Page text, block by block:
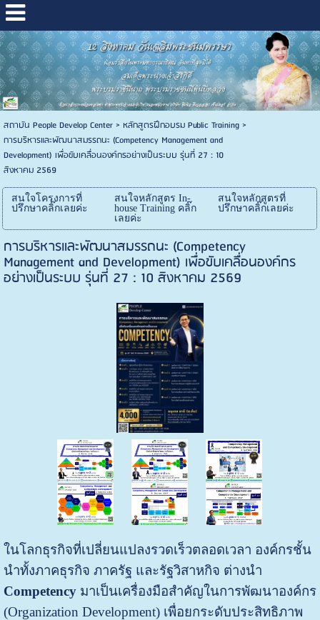
สถาบัน People Develop Center> หลักสูตรฝึกอบรม Public Training>
การบริหารและพัฒนาสมรรถนะ (Competency Management and
Development) เพื่อขับเคลื่อนองค์กรอย่างเป็นระบบ รุ่นที่ 27 : 10
สิงหาคม 2569
สนใจโครงการที่
ปรึกษาคลิ๊กเลยค่ะ
สนใจหลักสูตร In-
house Training คลิ๊ก
เลยค่ะ
สนใจหลักสูตรที่
ปรึกษาคลิ๊กเลยค่ะ
การบริหารและพัฒนาสมรรถนะ (Competency
Management and Development) เพื่อขับเคลื่อนองค์กร
อย่างเป็นระบบ รุ่นที่ 27 : 10 สิงหาคม 2569
ในโลกธุรกิจที่เปลี่ยนแปลงรวดเร็วตลอดเวลา องค์กรชั้น
นำทั้งภาคธุรกิจ ภาครัฐ และรัฐวิสาหกิจ ต่างนำ
Competencyมาเป็นเครื่องมือสำคัญในการพัฒนาองค์กร
(Organization Development) เพื่อยกระดับประสิทธิภาพ